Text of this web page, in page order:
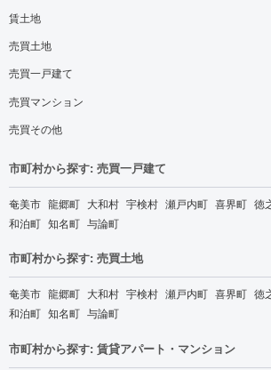
賃土地
売買土地
売買一戸建て
売買マンション
売買その他
市町村から探す: 売買一戸建て
奄美市 龍郷町 大和村 宇検村 瀬戸内町 喜界町 徳
和泊町 知名町 与論町
市町村から探す: 売買土地
奄美市 龍郷町 大和村 宇検村 瀬戸内町 喜界町 徳
和泊町 知名町 与論町
市町村から探す: 賃貸アパート・マンション